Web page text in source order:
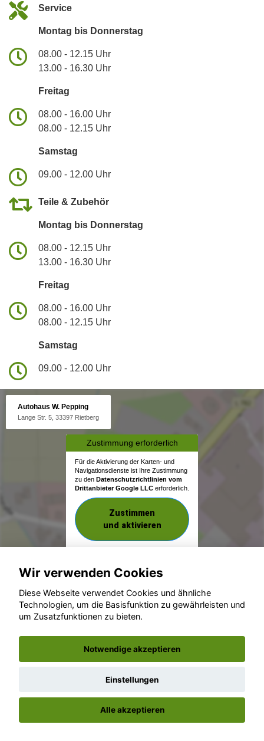
Service
Montag bis Donnerstag
08.00 - 12.15 Uhr
13.00 - 16.30 Uhr
Freitag
08.00 - 16.00 Uhr
08.00 - 12.15 Uhr
Samstag
09.00 - 12.00 Uhr
Teile & Zubehör
Montag bis Donnerstag
08.00 - 12.15 Uhr
13.00 - 16.30 Uhr
Freitag
08.00 - 16.00 Uhr
08.00 - 12.15 Uhr
Samstag
09.00 - 12.00 Uhr
Autohaus W. Pepping
Lange Str. 5, 33397 Rietberg
Zustimmung erforderlich
Für die Aktivierung der Karten- und
Navigationsdienste ist Ihre Zustimmung
zu den Datenschutzrichtlinien vom
Drittanbieter Google LLC erforderlich.
Zustimmen
und aktivieren
© konjunkturmotor.de GmbH 2020 - 2026
Wir verwenden Cookies
Diese Webseite verwendet Cookies und ähnliche
Technologien, um die Basisfunktion zu gewährleisten und
um Zusatzfunktionen zu bieten.
Notwendige akzeptieren
Einstellungen
Alle akzeptieren